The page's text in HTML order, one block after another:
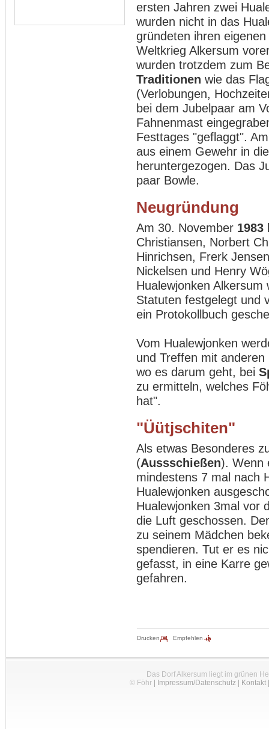
ersten Jahren zwei
wurden nicht in das
gründeten ihren
Weltkrieg Alkersum
wurden trotzdem zum
Traditionen wie das
(Verlobungen,
bei dem Jubelpaar am
Fahnenmast
Festtages "geflaggt".
aus einem Gewehr in
heruntergezogen. Das
paar Bowle.
Neugründung
Am 30. November 1983
Christiansen, Norbert
Hinrichsen, Frerk
Nickelsen und Henry
Hualewjonken
Statuten festgelegt und
ein Protokollbuch
Vom Hualewjonken
und Treffen mit
wo es darum geht, bei
zu ermitteln, welches
hat".
"Üütjschiten"
Als etwas Besonderes
(Aussschießen). Wenn
mindestens 7 mal nach
Hualewjonken
Hualewjonken 3mal vor
die Luft geschossen.
zu seinem Mädchen
spendieren. Tut er es
gefasst, in eine Karre
gefahren.
Drucken Empfehlen
Das Dorf Alkersum liegt im grünen
© Föhr| Impressum/Datenschutz| Kontakt